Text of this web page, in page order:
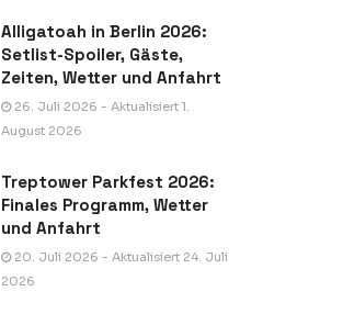
Alligatoah in Berlin 2026:
Setlist-Spoiler, Gäste,
Zeiten, Wetter und Anfahrt
26. Juli 2026 - Aktualisiert 1.
August 2026
Treptower Parkfest 2026:
Finales Programm, Wetter
und Anfahrt
20. Juli 2026 - Aktualisiert 24. Juli
2026